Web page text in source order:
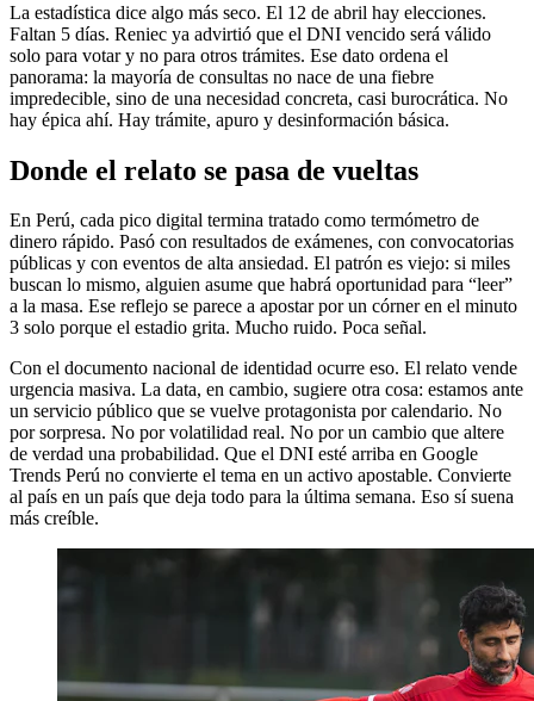
La estadística dice algo más seco. El 12 de abril hay elecciones.
Faltan 5 días. Reniec ya advirtió que el DNI vencido será válido
solo para votar y no para otros trámites. Ese dato ordena el
panorama: la mayoría de consultas no nace de una fiebre
impredecible, sino de una necesidad concreta, casi burocrática. No
hay épica ahí. Hay trámite, apuro y desinformación básica.
Donde el relato se pasa de vueltas
En Perú, cada pico digital termina tratado como termómetro de
dinero rápido. Pasó con resultados de exámenes, con convocatorias
públicas y con eventos de alta ansiedad. El patrón es viejo: si miles
buscan lo mismo, alguien asume que habrá oportunidad para “leer”
a la masa. Ese reflejo se parece a apostar por un córner en el minuto
3 solo porque el estadio grita. Mucho ruido. Poca señal.
Con el documento nacional de identidad ocurre eso. El relato vende
urgencia masiva. La data, en cambio, sugiere otra cosa: estamos ante
un servicio público que se vuelve protagonista por calendario. No
por sorpresa. No por volatilidad real. No por un cambio que altere
de verdad una probabilidad. Que el DNI esté arriba en Google
Trends Perú no convierte el tema en un activo apostable. Convierte
al país en un país que deja todo para la última semana. Eso sí suena
más creíble.